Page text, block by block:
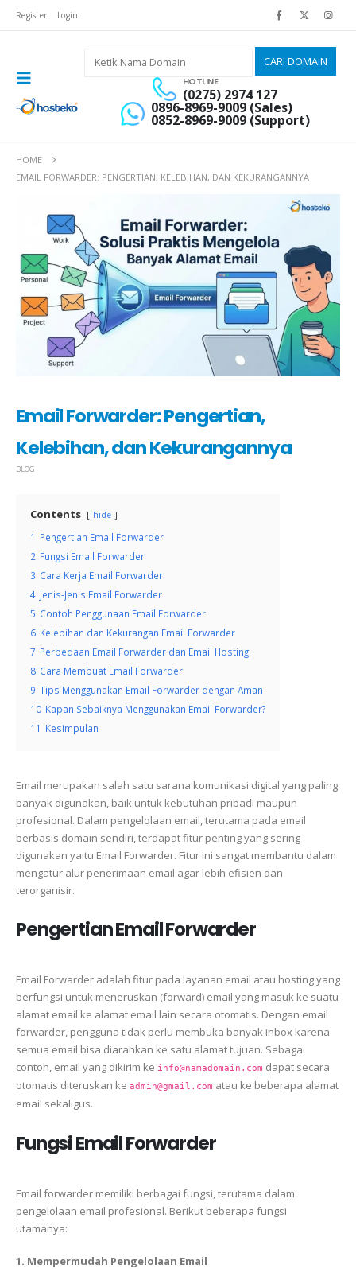
Register Login
HOTLINE
(0275) 2974 127
0896-8969-9009 (Sales)
0852-8969-9009 (Support)
HOME
EMAIL FORWARDER: PENGERTIAN, KELEBIHAN, DAN KEKURANGANNYA
Email Forwarder: Pengertian,
Kelebihan, dan Kekurangannya
BLOG
Contents hide
1 Pengertian Email Forwarder
2 Fungsi Email Forwarder
3 Cara Kerja Email Forwarder
4 Jenis-Jenis Email Forwarder
5 Contoh Penggunaan Email Forwarder
6 Kelebihan dan Kekurangan Email Forwarder
7 Perbedaan Email Forwarder dan Email Hosting
8 Cara Membuat Email Forwarder
9 Tips Menggunakan Email Forwarder dengan Aman
10 Kapan Sebaiknya Menggunakan Email Forwarder?
11 Kesimpulan
Email merupakan salah satu sarana komunikasi digital yang paling
banyak digunakan, baik untuk kebutuhan pribadi maupun
profesional. Dalam pengelolaan email, terutama pada email
berbasis domain sendiri, terdapat fitur penting yang sering
digunakan yaitu Email Forwarder. Fitur ini sangat membantu dalam
mengatur alur penerimaan email agar lebih efisien dan
terorganisir.
Pengertian Email Forwarder
Email Forwarder adalah fitur pada layanan email atau hosting yang
berfungsi untuk meneruskan (forward) email yang masuk ke suatu
alamat email ke alamat email lain secara otomatis. Dengan email
forwarder, pengguna tidak perlu membuka banyak inbox karena
semua email bisa diarahkan ke satu alamat tujuan. Sebagai
contoh, email yang dikirim ke info@namadomain.com dapat secara
otomatis diteruskan ke admin@gmail.com atau ke beberapa alamat
email sekaligus.
Fungsi Email Forwarder
Email forwarder memiliki berbagai fungsi, terutama dalam
pengelolaan email profesional. Berikut beberapa fungsi
utamanya:
1. Mempermudah Pengelolaan Email